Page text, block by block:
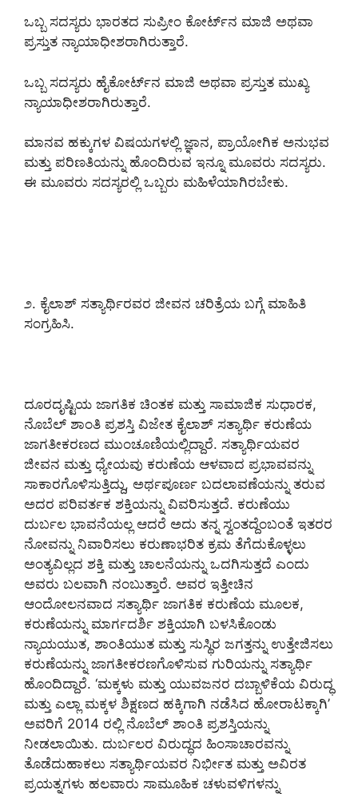
ಒಬ್ಬ ಸದಸ್ಯರು ಭಾರತದ ಸುಪ್ರೀಂ ಕೋರ್ಟ್‌ನ ಮಾಜಿ ಅಥವಾ
ಪ್ರಸ್ತುತ ನ್ಯಾಯಾಧೀಶರಾಗಿರುತ್ತಾರೆ.
ಒಬ್ಬ ಸದಸ್ಯರು ಹೈಕೋರ್ಟ್‌ನ ಮಾಜಿ ಅಥವಾ ಪ್ರಸ್ತುತ ಮುಖ್ಯ
ನ್ಯಾಯಾಧೀಶರಾಗಿರುತ್ತಾರೆ.
ಮಾನವ ಹಕ್ಕುಗಳ ವಿಷಯಗಳಲ್ಲಿ ಜ್ಞಾನ, ಪ್ರಾಯೋಗಿಕ ಅನುಭವ
ಮತ್ತು ಪರಿಣತಿಯನ್ನು ಹೊಂದಿರುವ ಇನ್ನೂ ಮೂವರು ಸದಸ್ಯರು.
ಈ ಮೂವರು ಸದಸ್ಯರಲ್ಲಿ ಒಬ್ಬರು ಮಹಿಳೆಯಾಗಿರಬೇಕು.
೨. ಕೈಲಾಶ್ ಸತ್ಯಾರ್ಥಿರವರ ಜೀವನ ಚರಿತ್ರೆಯ ಬಗ್ಗೆ ಮಾಹಿತಿ
ಸಂಗ್ರಹಿಸಿ.
ದೂರದೃಷ್ಟಿಯ ಜಾಗತಿಕ ಚಿಂತಕ ಮತ್ತು ಸಾಮಾಜಿಕ ಸುಧಾರಕ,
ನೊಬೆಲ್ ಶಾಂತಿ ಪ್ರಶಸ್ತಿ ವಿಜೇತ ಕೈಲಾಶ್ ಸತ್ಯಾರ್ಥಿ ಕರುಣೆಯ
ಜಾಗತೀಕರಣದ ಮುಂಚೂಣಿಯಲ್ಲಿದ್ದಾರೆ. ಸತ್ಯಾರ್ಥಿಯವರ
ಜೀವನ ಮತ್ತು ಧ್ಯೇಯವು ಕರುಣೆಯ ಆಳವಾದ ಪ್ರಭಾವವನ್ನು
ಸಾಕಾರಗೊಳಿಸುತ್ತಿದ್ದು, ಅರ್ಥಪೂರ್ಣ ಬದಲಾವಣೆಯನ್ನು ತರುವ
ಅದರ ಪರಿವರ್ತಕ ಶಕ್ತಿಯನ್ನು ವಿವರಿಸುತ್ತದೆ. ಕರುಣೆಯು
ದುರ್ಬಲ ಭಾವನೆಯಲ್ಲ ಆದರೆ ಅದು ತನ್ನ ಸ್ವಂತದ್ದೆಂಬಂತೆ ಇತರರ
ನೋವನ್ನು ನಿವಾರಿಸಲು ಕರುಣಾಭರಿತ ಕ್ರಮ ತೆಗೆದುಕೊಳ್ಳಲು
ಅಂತ್ಯವಿಲ್ಲದ ಶಕ್ತಿ ಮತ್ತು ಚಾಲನೆಯನ್ನು ಒದಗಿಸುತ್ತದೆ ಎಂದು
ಅವರು ಬಲವಾಗಿ ನಂಬುತ್ತಾರೆ. ಅವರ ಇತ್ತೀಚಿನ
ಆಂದೋಲನವಾದ ಸತ್ಯಾರ್ಥಿ ಜಾಗತಿಕ ಕರುಣೆಯ ಮೂಲಕ,
ಕರುಣೆಯನ್ನು ಮಾರ್ಗದರ್ಶಿ ಶಕ್ತಿಯಾಗಿ ಬಳಸಿಕೊಂಡು
ನ್ಯಾಯಯುತ, ಶಾಂತಿಯುತ ಮತ್ತು ಸುಸ್ಥಿರ ಜಗತ್ತನ್ನು ಉತ್ತೇಜಿಸಲು
ಕರುಣೆಯನ್ನು ಜಾಗತೀಕರಣಗೊಳಿಸುವ ಗುರಿಯನ್ನು ಸತ್ಯಾರ್ಥಿ
ಹೊಂದಿದ್ದಾರೆ. ‘ಮಕ್ಕಳು ಮತ್ತು ಯುವಜನರ ದಬ್ಬಾಳಿಕೆಯ ವಿರುದ್ಧ
ಮತ್ತು ಎಲ್ಲಾ ಮಕ್ಕಳ ಶಿಕ್ಷಣದ ಹಕ್ಕಿಗಾಗಿ ನಡೆಸಿದ ಹೋರಾಟಕ್ಕಾಗಿ’
ಅವರಿಗೆ 2014 ರಲ್ಲಿ ನೊಬೆಲ್ ಶಾಂತಿ ಪ್ರಶಸ್ತಿಯನ್ನು
ನೀಡಲಾಯಿತು. ದುರ್ಬಲರ ವಿರುದ್ಧದ ಹಿಂಸಾಚಾರವನ್ನು
ತೊಡೆದುಹಾಕಲು ಸತ್ಯಾರ್ಥಿಯವರ ನಿರ್ಭೀತ ಮತ್ತು ಅವಿರತ
ಪ್ರಯತ್ನಗಳು ಹಲವಾರು ಸಾಮೂಹಿಕ ಚಳುವಳಿಗಳನ್ನು